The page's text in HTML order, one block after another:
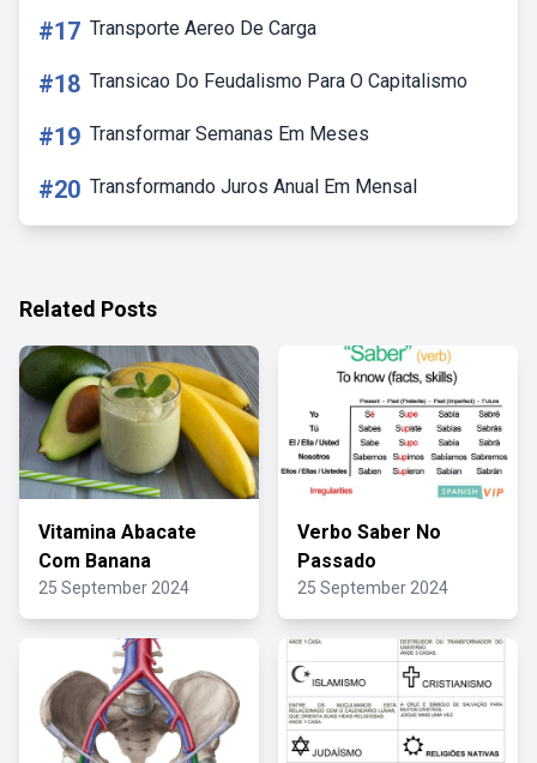
#17 Transporte Aereo De Carga
#18 Transicao Do Feudalismo Para O Capitalismo
#19 Transformar Semanas Em Meses
#20 Transformando Juros Anual Em Mensal
Related Posts
Vitamina Abacate
Com Banana
25 September 2024
Verbo Saber No
Passado
25 September 2024